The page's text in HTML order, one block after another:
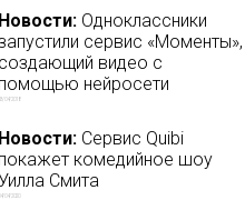
Новости: Одноклассники
сервис «Моменты»,
создающий видео с
помощью нейросети
03/04/2018
Новости: Сервис Quibi
покажет комедийное шоу
Смита
04/04/2020